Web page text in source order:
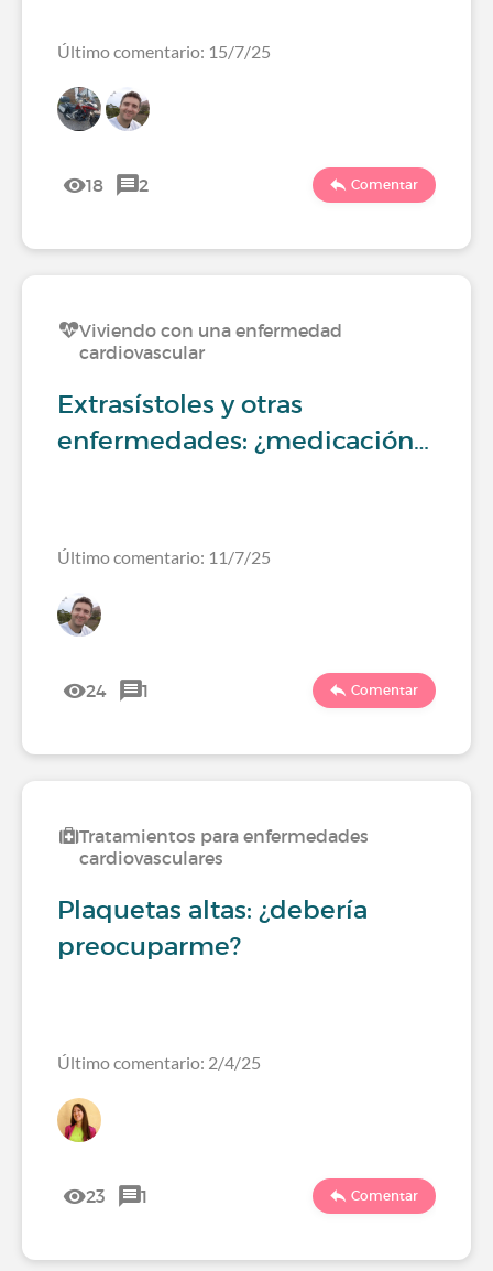
Último comentario: 15/7/25
18 2 Comentar
Viviendo con una enfermedad
cardiovascular
Extrasístoles y otras
enfermedades: ¿medicación…
Último comentario: 11/7/25
24 1 Comentar
Tratamientos para enfermedades
cardiovasculares
Plaquetas altas: ¿debería
preocuparme?
Último comentario: 2/4/25
23 1 Comentar